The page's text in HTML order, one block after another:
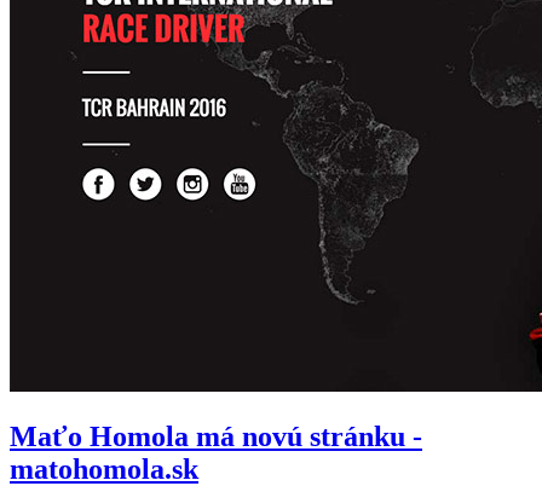
Maťo Homola má novú stránku -
matohomola.sk